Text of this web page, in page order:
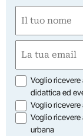
(Obbligatorio)
Nome
(Obbligatorio)
Opzioni
Voglio
didattica ed
Voglio
Voglio
urbana